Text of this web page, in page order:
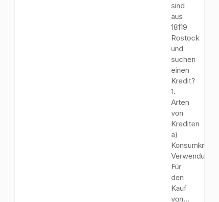
sind
aus
18119
Rostock
und
suchen
einen
Kredit?
1.
Arten
von
Krediten
a)
Für
den
Kauf
von...